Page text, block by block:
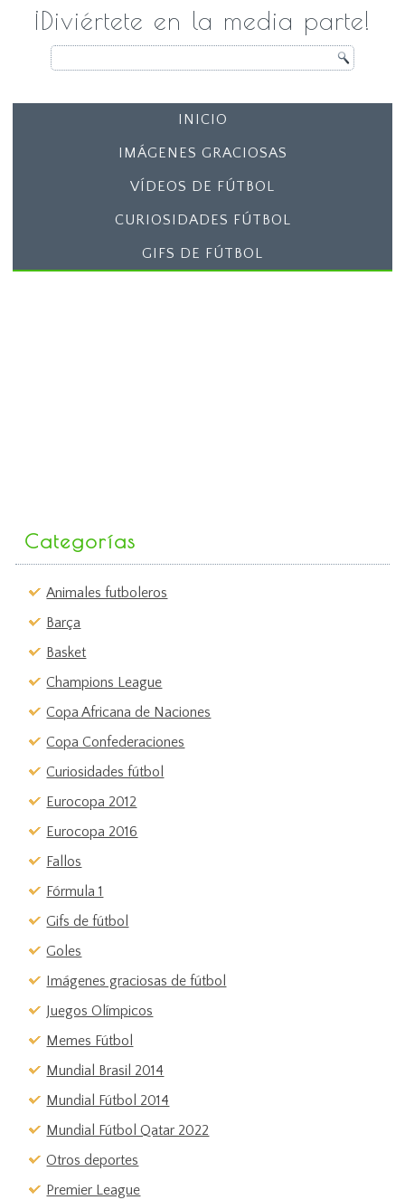
¡Diviértete en la media parte!
INICIO
IMÁGENES GRACIOSAS
VÍDEOS DE FÚTBOL
CURIOSIDADES FÚTBOL
GIFS DE FÚTBOL
Categorías
Animales futboleros
Barça
Basket
Champions League
Copa Africana de Naciones
Copa Confederaciones
Curiosidades fútbol
Eurocopa 2012
Eurocopa 2016
Fallos
Fórmula 1
Gifs de fútbol
Goles
Imágenes graciosas de fútbol
Juegos Olímpicos
Memes Fútbol
Mundial Brasil 2014
Mundial Fútbol 2014
Mundial Fútbol Qatar 2022
Otros deportes
Premier League